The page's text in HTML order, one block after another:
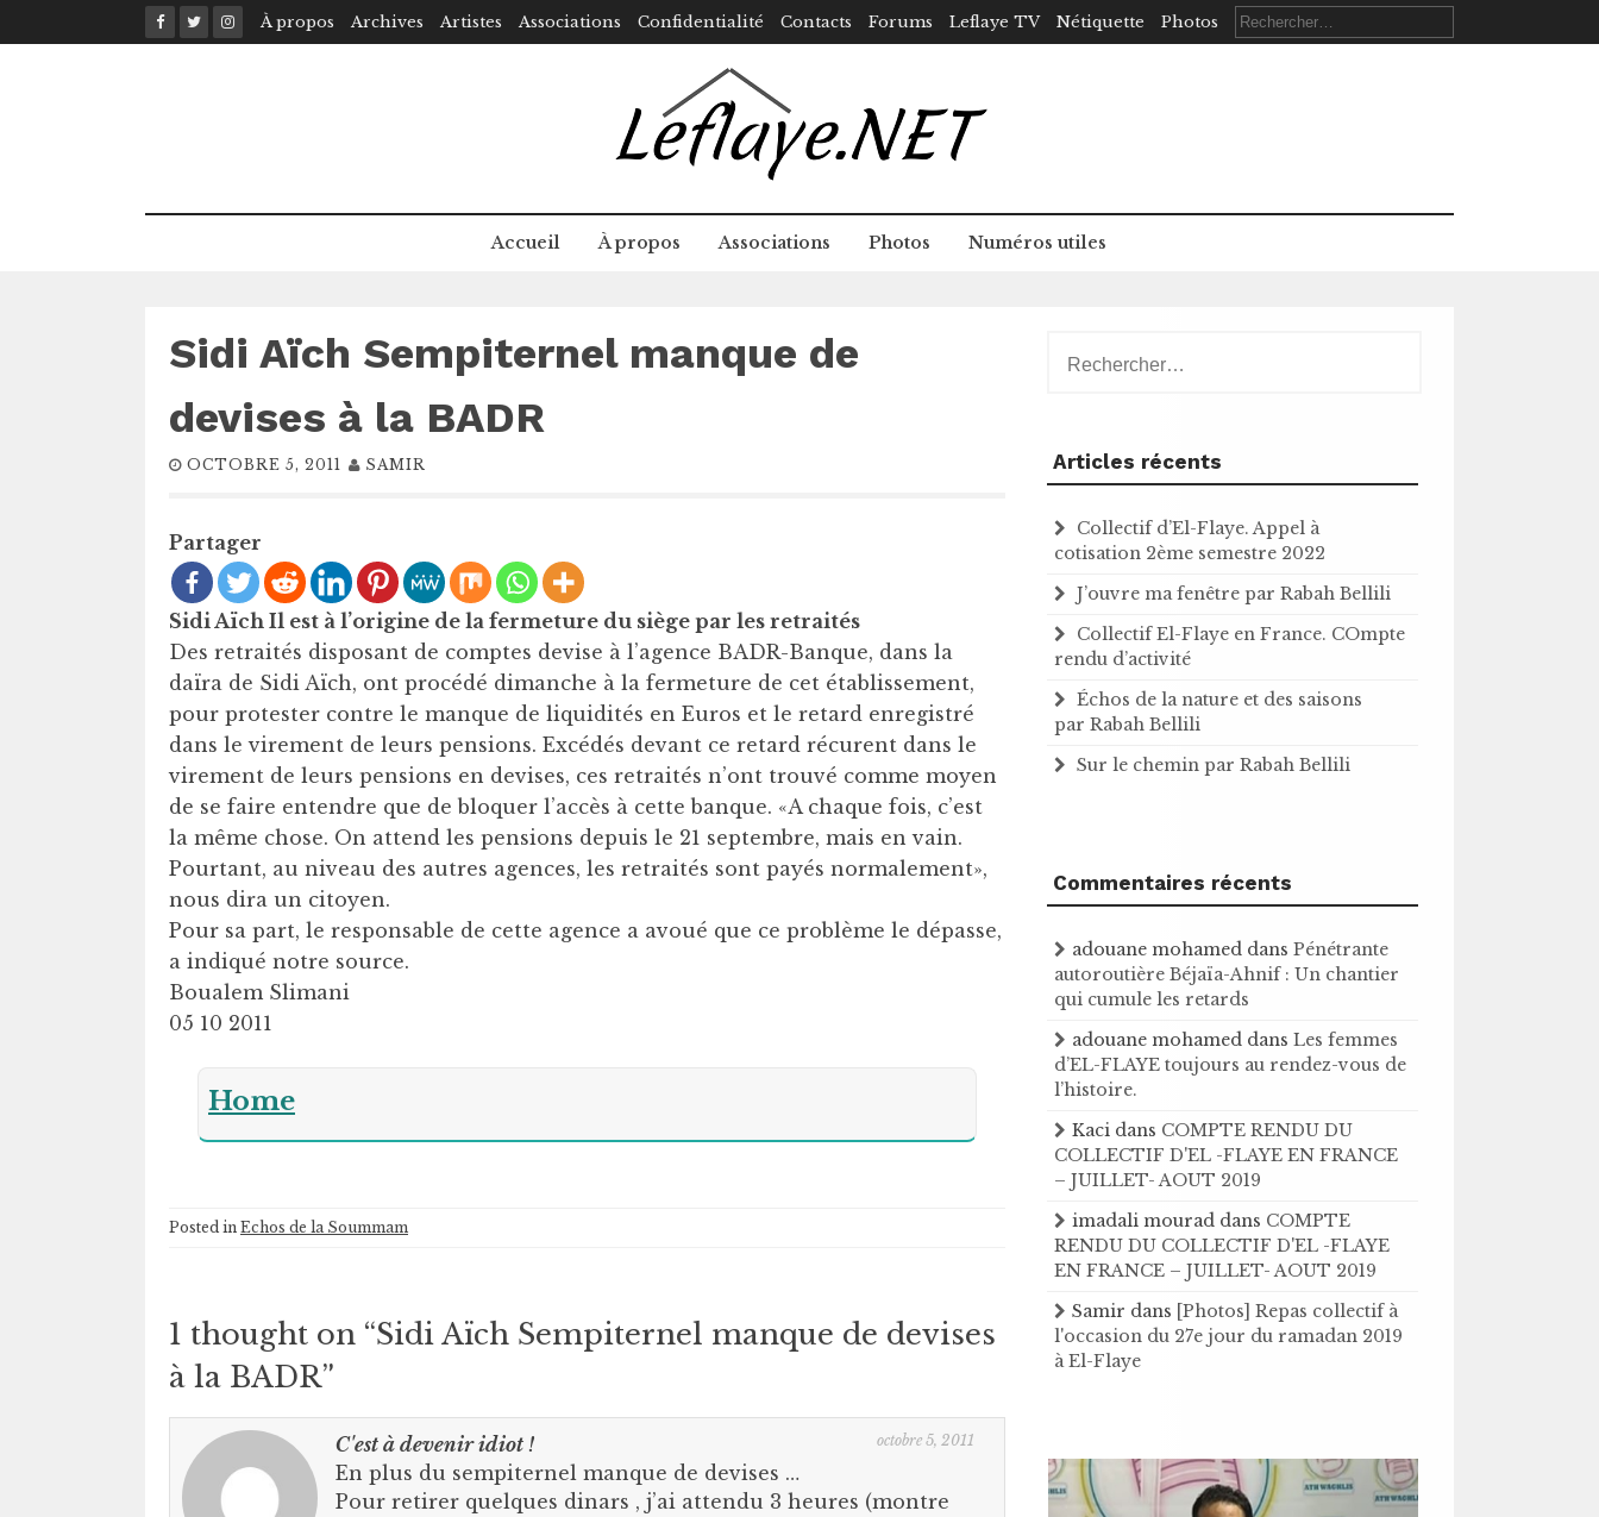
to
À propos Archives Artistes Associations Confidentialité Contacts Forums Leflaye TV Nétiquette Photos Rechercher :
Accueil À propos Associations Photos Numéros utiles
Sidi Aïch Sempiternel manque de
devises à la BADR
OCTOBRE 5, 2011 SAMIR
Partager
Sidi Aïch Il est à l’origine de la fermeture du siège par les retraités
Des retraités disposant de comptes devise à l’agence BADR-Banque, dans la
daïra de Sidi Aïch, ont procédé dimanche à la fermeture de cet établissement,
pour protester contre le manque de liquidités en Euros et le retard enregistré
dans le virement de leurs pensions. Excédés devant ce retard récurent dans le
virement de leurs pensions en devises, ces retraités n’ont trouvé comme moyen
de se faire entendre que de bloquer l’accès à cette banque. «A chaque fois, c’est
la même chose. On attend les pensions depuis le 21 septembre, mais en vain.
Pourtant, au niveau des autres agences, les retraités sont payés normalement»,
nous dira un citoyen.
Pour sa part, le responsable de cette agence a avoué que ce problème le dépasse,
a indiqué notre source.
Boualem Slimani
05 10 2011
Home
Posted in Echos de la Soummam
1 thought on “Sidi Aïch Sempiternel manque de devises
à la BADR”
C'est à devenir idiot ! octobre 5, 2011
En plus du sempiternel manque de devises …
Pour retirer quelques dinars , j’ai attendu 3 heures (montre
Articles récents
Collectif d’El-Flaye. Appel à
cotisation 2ème semestre 2022
J’ouvre ma fenêtre par Rabah Bellili
Collectif El-Flaye en France. COmpte
rendu d’activité
Échos de la nature et des saisons
par Rabah Bellili
Sur le chemin par Rabah Bellili
Commentaires récents
adouane mohamed dansPénétrante
autoroutière Béjaïa-Ahnif : Un chantier
qui cumule les retards
adouane mohamed dansLes femmes
d’EL-FLAYE toujours au rendez-vous de
l’histoire .
Kaci dans COMPTE RENDU DU
COLLECTIF D'EL -FLAYE EN FRANCE
– JUILLET- AOUT 2019
imadali mourad dans COMPTE
RENDU DU COLLECTIF D'EL -FLAYE
EN FRANCE – JUILLET- AOUT 2019
Samir dans [Photos] Repas collectif à
l'occasion du 27e jour du ramadan 2019
à El-Flaye